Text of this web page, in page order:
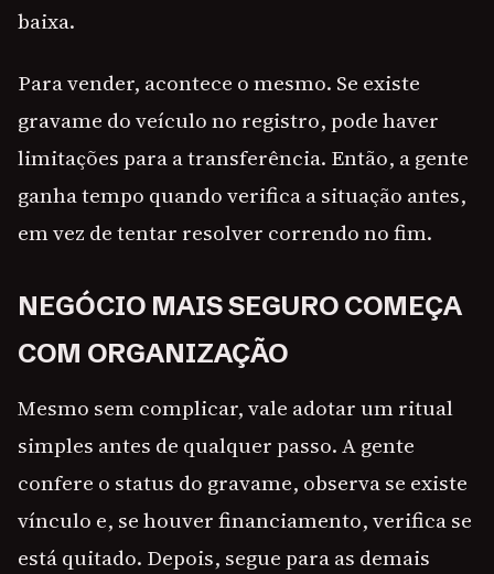
baixa.
Para vender, acontece o mesmo. Se existe
gravame do veículo no registro, pode haver
limitações para a transferência. Então, a gente
ganha tempo quando verifica a situação antes,
em vez de tentar resolver correndo no fim.
NEGÓCIO MAIS SEGURO COMEÇA
COM ORGANIZAÇÃO
Mesmo sem complicar, vale adotar um ritual
simples antes de qualquer passo. A gente
confere o status do gravame, observa se existe
vínculo e, se houver financiamento, verifica se
está quitado. Depois, segue para as demais